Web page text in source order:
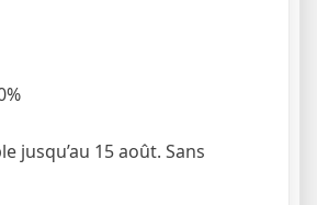
jusqu’au 15 août. Sans